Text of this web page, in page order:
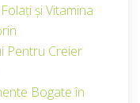
și Vitamina
Pentru Creier
Bogate în